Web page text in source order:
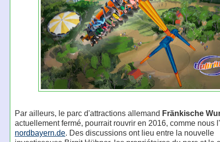
Par ailleurs, le parc d'attractions allemand Fränkische
actuellement fermé, pourrait rouvrir en 2016, comme nous
nordbayern.de. Des discussions ont lieu entre la nouvelle